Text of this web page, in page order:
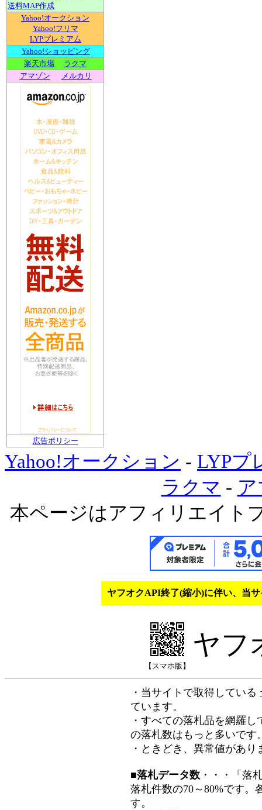
送料MAP作成
Yahoo!オークション
Yahoo!フリマ
LYPプレミアム
Yahoo!ショッピング
楽天市場
ラクマ
アマゾン
メルカリ
広告ポリシー
Yahoo!オークション - LYPプ
ラクマ -
本ページはアフィリエイト
ヤフオクAPI終了(縮小)に伴い、当
【スマホ版】
ヤフ
・当サイトで取得している
ています。
・すべての落札品を網羅
の落札数はもっと多いです
・ときどき、異常値があ
■落札データ数 ・・・「落
落札件数の70～80%です。
す。